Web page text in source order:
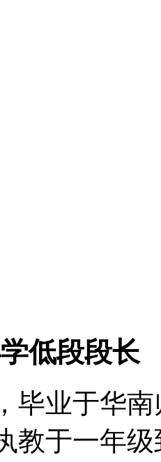
低段段长
毕业于华
教于一年